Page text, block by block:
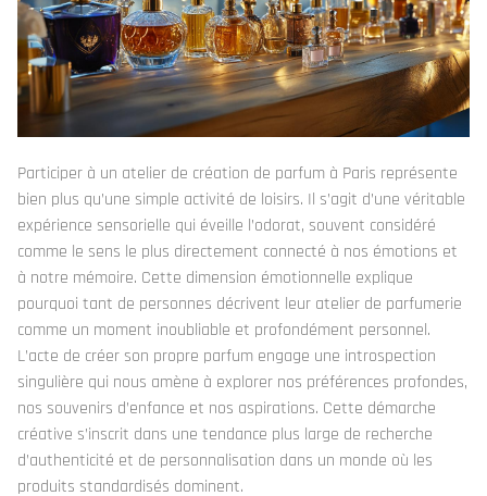
Participer à un atelier de création de parfum à Paris représente
bien plus qu’une simple activité de loisirs. Il s’agit d’une véritable
expérience sensorielle qui éveille l’odorat, souvent considéré
comme le sens le plus directement connecté à nos émotions et
à notre mémoire. Cette dimension émotionnelle explique
pourquoi tant de personnes décrivent leur atelier de parfumerie
comme un moment inoubliable et profondément personnel.
L’acte de créer son propre parfum engage une introspection
singulière qui nous amène à explorer nos préférences profondes,
nos souvenirs d’enfance et nos aspirations. Cette démarche
créative s’inscrit dans une tendance plus large de recherche
d’authenticité et de personnalisation dans un monde où les
produits standardisés dominent.